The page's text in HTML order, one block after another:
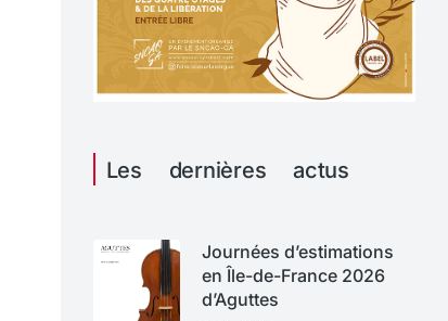
Les dernières actus
Journées d’estimations
en Île-de-France 2026
d’Aguttes